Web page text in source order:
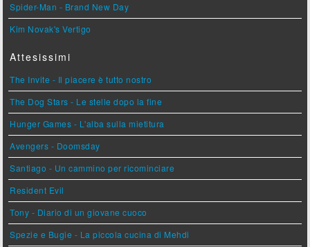
Spider-Man - Brand New Day
Kim Novak's Vertigo
Attesissimi
The Invite - Il piacere è tutto nostro
The Dog Stars - Le stelle dopo la fine
Hunger Games - L'alba sulla mietitura
Avengers - Doomsday
Santiago - Un cammino per ricominciare
Resident Evil
Tony - Diario di un giovane cuoco
Spezie e Bugie - La piccola cucina di Mehdi